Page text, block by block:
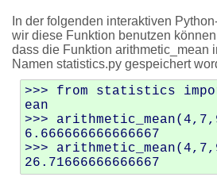
In der folgenden interaktiven
wir diese Funktion benutzen
dass die Funktion arithmetic_mean
Namen statistics.py gespeichert
>>> from statistics
ean
>>>
6.666666666666667
>>>